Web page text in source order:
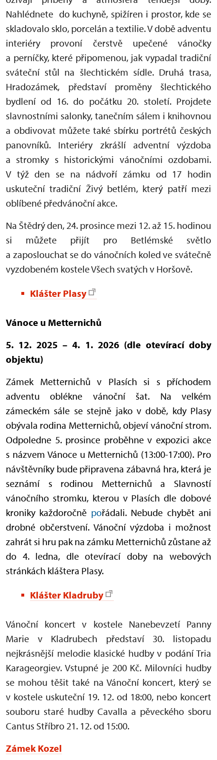
Nahlédnete do kuchyně, spižíren i prostor, kde se
skladovalo sklo, porcelán a textilie. V době adventu
interiéry provoní čerstvě upečené vánočky
a perníčky, které připomenou, jak vypadal tradiční
sváteční stůl na šlechtickém sídle. Druhá trasa,
Hradozámek, představí proměny šlechtického
bydlení od 16. do počátku 20. století. Projdete
slavnostními salonky, tanečním sálem i knihovnou
a obdivovat můžete také sbírku portrétů českých
panovníků. Interiéry zkrášlí adventní výzdoba
a stromky s historickými vánočními ozdobami.
V týž den se na nádvoří zámku od 17 hodin
uskuteční tradiční Živý betlém, který patří mezi
oblíbené předvánoční akce.
Na Štědrý den, 24. prosince mezi 12. až 15. hodinou
si můžete přijít pro Betlémské světlo
a zaposlouchat se do vánočních koled ve svátečně
vyzdobeném kostele Všech svatých v Horšově.
Klášter Plasy
Vánoce u Metternichů
5. 12. 2025 – 4. 1. 2026 (dle otevírací doby
objektu)
Zámek Metternichů v Plasích si s příchodem
adventu oblékne vánoční šat. Na velkém
zámeckém sále se stejně jako v době, kdy Plasy
obývala rodina Metternichů, objeví vánoční strom.
Odpoledne 5. prosince proběhne v expozici akce
s názvem Vánoce u Metternichů (13:00-17:00). Pro
návštěvníky bude připravena zábavná hra, která je
seznámí s rodinou Metternichů a Slavností
vánočního stromku, kterou v Plasích dle dobové
kroniky každoročně pořádali. Nebude chybět ani
drobné občerstvení. Vánoční výzdoba i možnost
zahrát si hru pak na zámku Metternichů zůstane až
do 4. ledna, dle otevírací doby na webových
stránkách kláštera Plasy.
Klášter Kladruby
Vánoční koncert v kostele Nanebevzetí Panny
Marie v Kladrubech představí 30. listopadu
nejkrásnější melodie klasické hudby v podání Tria
Karageorgiev. Vstupné je 200 Kč. Milovníci hudby
se mohou těšit také na Vánoční koncert, který se
v kostele uskuteční 19. 12. od 18:00, nebo koncert
souboru staré hudby Cavalla a pěveckého sboru
Cantus Stříbro 21. 12. od 15:00.
Zámek Kozel